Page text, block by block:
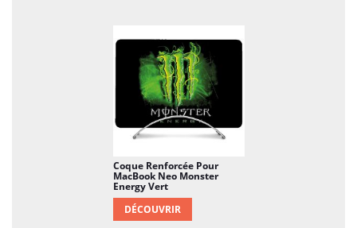
Coque Renforcée Pour
MacBook Neo Monster
Energy Vert
DÉCOUVRIR